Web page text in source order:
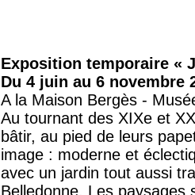
Exposition temporaire «
Du 4 juin au 6 novembre
A la Maison Bergès -
Au tournant des XIXe et
bâtir, au pied de leurs
image : moderne et
avec un jardin tout aussi
Belledonne. Les paysages